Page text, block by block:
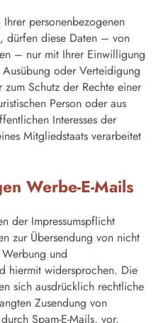
personenbezogenen
dürfen diese Daten – von
– nur mit Ihrer Einwilligung
oder Verteidigung
Schutz der Rechte einer
Person oder aus
Interesses der
Mitgliedstaats verarbeitet
Werbe-E-Mails
der Impressumspflicht
zur Übersendung von nicht
und
hiermit widersprochen. Die
sich ausdrücklich rechtliche
Zusendung von
Spam-E-Mails, vor.